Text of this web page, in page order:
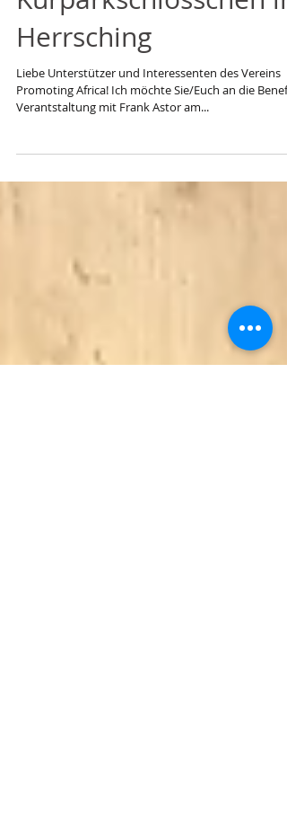
Uhr im
Kurparkschlösschen in
Herrsching
Liebe Unterstützer und Interessenten des Vereins